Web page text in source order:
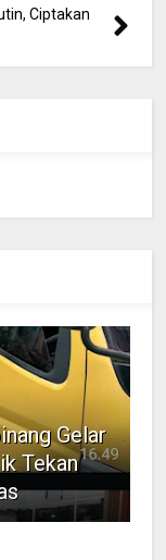
Ciptakan
Gelar
Tekan